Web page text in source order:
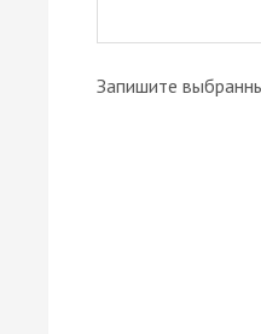
Запишите